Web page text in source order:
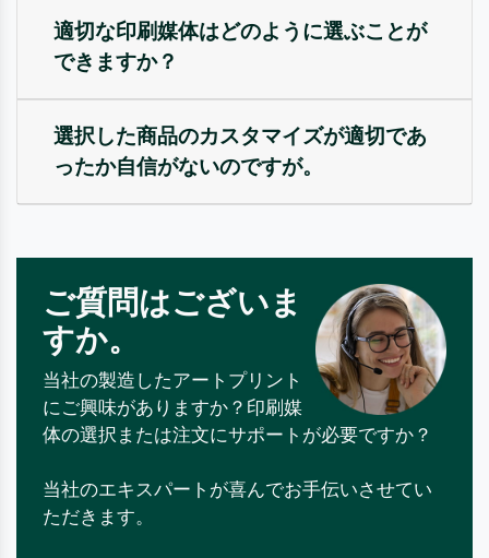
適切な印刷媒体はどのように選ぶことが
できますか？
選択した商品のカスタマイズが適切であ
ったか自信がないのですが。
ご質問はございま
すか。
当社の製造したアートプリント
にご興味がありますか？印刷媒
体の選択または注文にサポートが必要ですか？
当社のエキスパートが喜んでお手伝いさせてい
ただきます。